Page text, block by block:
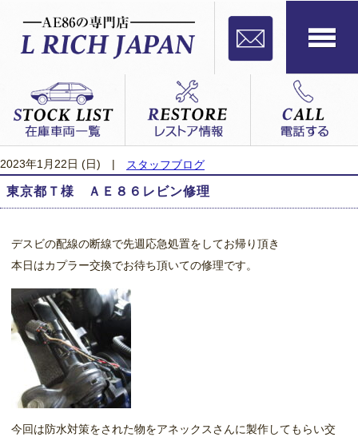
2023年1月22日 (日) スタッフブログ
東京都Ｔ様 ＡＥ８６レビン修理
デスビの配線の断線で先週応急処置をしてお帰り頂き
本日はカプラー交換でお待ち頂いての修理です。
今回は防水対策をされた物をアネックスさんに製作してもらい交